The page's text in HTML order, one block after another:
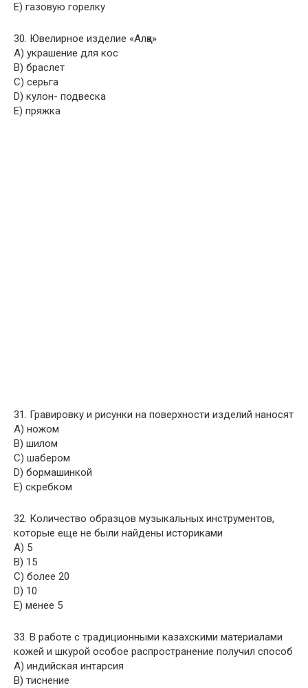
E) газовую горелку
30. Ювелирное изделие «Алқа»
A) украшение для кос
B) браслет
C) серьга
D) кулон- подвеска
E) пряжка
31. Гравировку и рисунки на поверхности изделий наносят
A) ножом
B) шилом
C) шабером
D) бормашинкой
E) скребком
32. Количество образцов музыкальных инструментов,
которые еще не были найдены историками
A) 5
B) 15
C) более 20
D) 10
E) менее 5
33. В работе с традиционными казахскими материалами
кожей и шкурой особое распространение получил способ
A) индийская интарсия
B) тиснение